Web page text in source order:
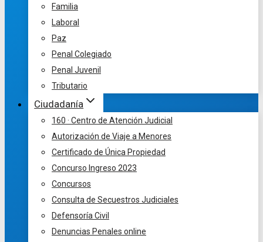
Familia
Laboral
Paz
Penal Colegiado
Penal Juvenil
Tributario
Ciudadanía
160 · Centro de Atención Judicial
Autorización de Viaje a Menores
Certificado de Única Propiedad
Concurso Ingreso 2023
Concursos
Consulta de Secuestros Judiciales
Defensoría Civil
Denuncias Penales online